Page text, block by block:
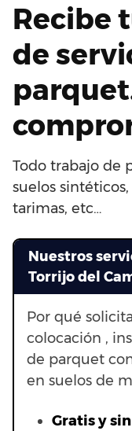
Recibe
de
Todo trabajo de
suelos
tarimas, etc…
Nuestros
Torrijo del
Por qué
colocación ,
de parquet
en suelos de
Gratis y